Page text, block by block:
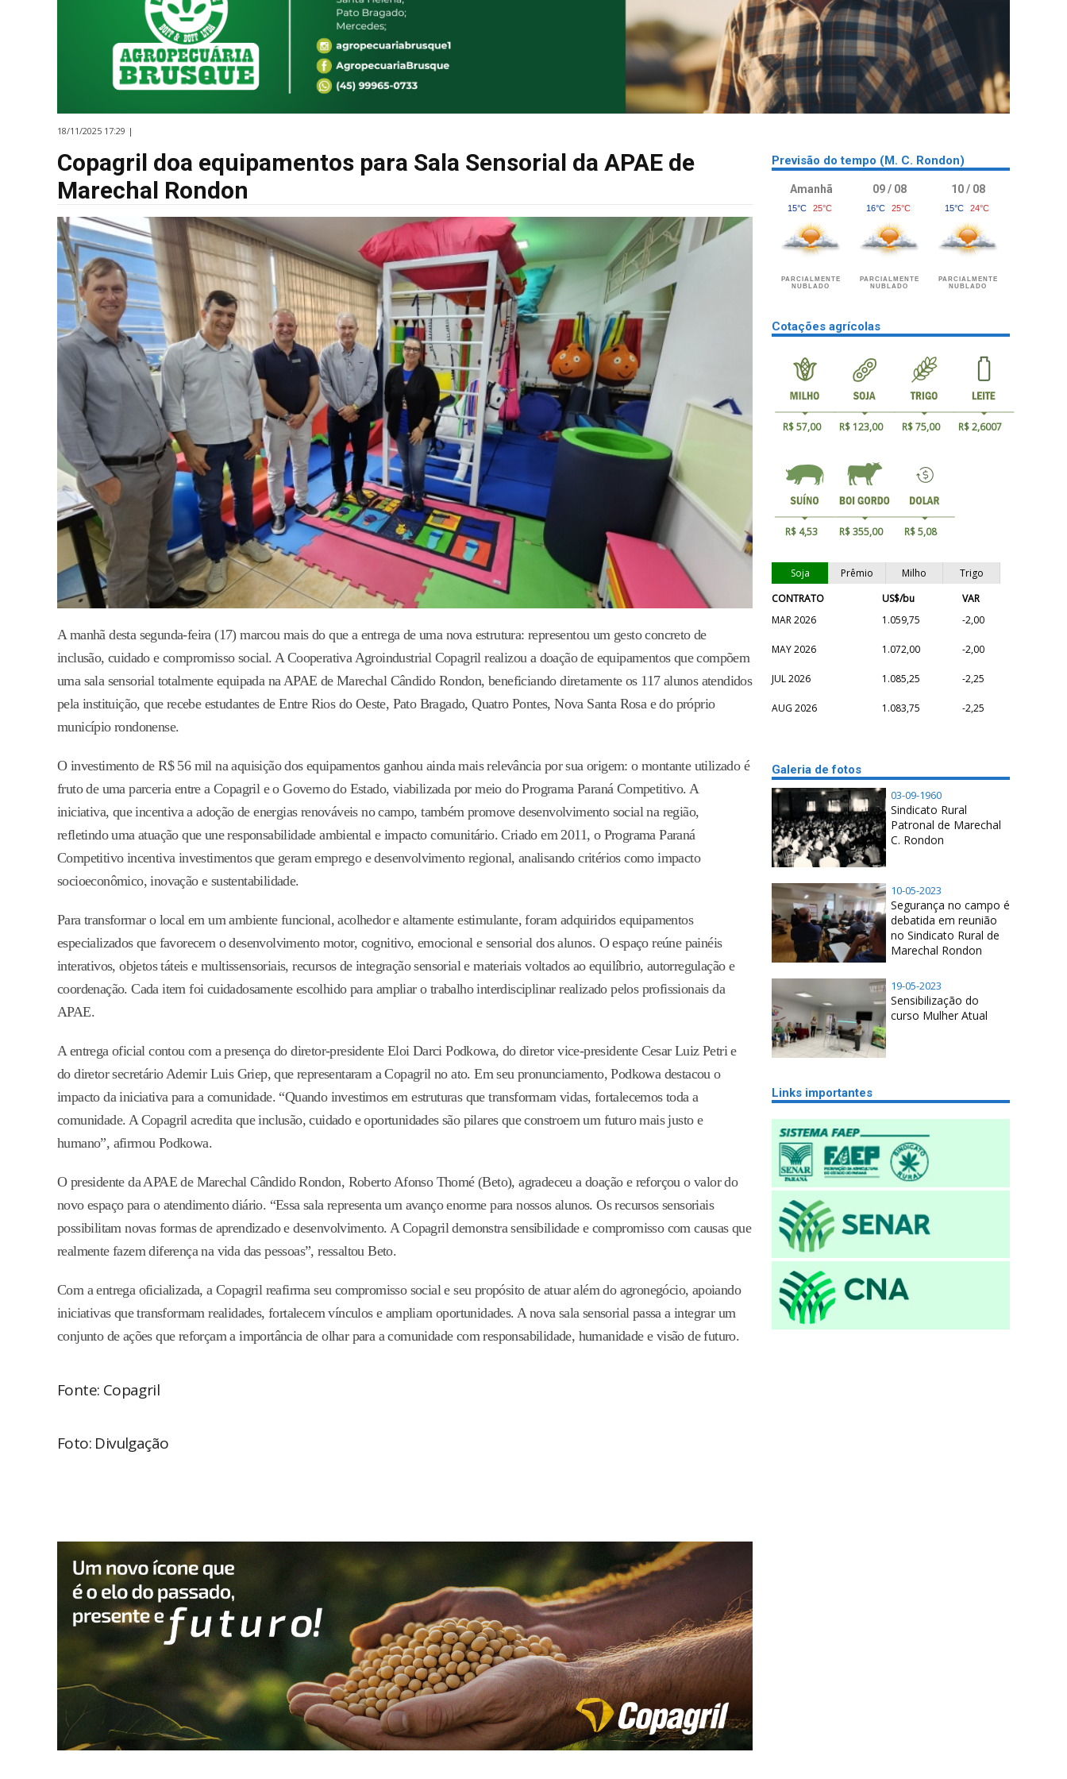
18/11/2025 17:29 |
Copagril doa equipamentos para Sala Sensorial da APAE de
Marechal Rondon
A manhã desta segunda-feira (17) marcou mais do que a entrega de uma nova estrutura: representou um gesto concreto de
inclusão, cuidado e compromisso social. A Cooperativa Agroindustrial Copagril realizou a doação de equipamentos que compõem
uma sala sensorial totalmente equipada na APAE de Marechal Cândido Rondon, beneficiando diretamente os 117 alunos atendidos
pela instituição, que recebe estudantes de Entre Rios do Oeste, Pato Bragado, Quatro Pontes, Nova Santa Rosa e do próprio
município rondonense.
O investimento de R$ 56 mil na aquisição dos equipamentos ganhou ainda mais relevância por sua origem: o montante utilizado é
fruto de uma parceria entre a Copagril e o Governo do Estado, viabilizada por meio do Programa Paraná Competitivo. A
iniciativa, que incentiva a adoção de energias renováveis no campo, também promove desenvolvimento social na região,
refletindo uma atuação que une responsabilidade ambiental e impacto comunitário. Criado em 2011, o Programa Paraná
Competitivo incentiva investimentos que geram emprego e desenvolvimento regional, analisando critérios como impacto
socioeconômico, inovação e sustentabilidade.
Para transformar o local em um ambiente funcional, acolhedor e altamente estimulante, foram adquiridos equipamentos
especializados que favorecem o desenvolvimento motor, cognitivo, emocional e sensorial dos alunos. O espaço reúne painéis
interativos, objetos táteis e multissensoriais, recursos de integração sensorial e materiais voltados ao equilíbrio, autorregulação e
coordenação. Cada item foi cuidadosamente escolhido para ampliar o trabalho interdisciplinar realizado pelos profissionais da
APAE.
A entrega oficial contou com a presença do diretor-presidente Eloi Darci Podkowa, do diretor vice-presidente Cesar Luiz Petri e
do diretor secretário Ademir Luis Griep, que representaram a Copagril no ato. Em seu pronunciamento, Podkowa destacou o
impacto da iniciativa para a comunidade. “Quando investimos em estruturas que transformam vidas, fortalecemos toda a
comunidade. A Copagril acredita que inclusão, cuidado e oportunidades são pilares que constroem um futuro mais justo e
humano”, afirmou Podkowa.
O presidente da APAE de Marechal Cândido Rondon, Roberto Afonso Thomé (Beto), agradeceu a doação e reforçou o valor do
novo espaço para o atendimento diário. “Essa sala representa um avanço enorme para nossos alunos. Os recursos sensoriais
possibilitam novas formas de aprendizado e desenvolvimento. A Copagril demonstra sensibilidade e compromisso com causas que
realmente fazem diferença na vida das pessoas”, ressaltou Beto.
Com a entrega oficializada, a Copagril reafirma seu compromisso social e seu propósito de atuar além do agronegócio, apoiando
iniciativas que transformam realidades, fortalecem vínculos e ampliam oportunidades. A nova sala sensorial passa a integrar um
conjunto de ações que reforçam a importância de olhar para a comunidade com responsabilidade, humanidade e visão de futuro.
Fonte: Copagril
Foto: Divulgação
Previsão do tempo (M. C. Rondon)
Amanhã
15°C 25°C
PARCIALMENTE
NUBLADO
09 / 08
16°C 25°C
PARCIALMENTE
NUBLADO
10 / 08
15°C 24°C
PARCIALMENTE
NUBLADO
Cotações agrícolas
R$ 57,00 R$ 123,00 R$ 75,00 R$ 2,6007
R$ 4,53 R$ 355,00 R$ 5,08
Soja Prêmio Milho
Trigo
CONTRATO
US$/bu
VAR
MAR 2026
1.059,75 -2,00
MAY 2026 1.072,00 -2,00
JUL 2026 1.085,25 -2,25
AUG 2026 1.083,75 -2,25
Galeria de fotos
03-09-1960
Sindicato Rural
Patronal de Marechal
C. Rondon
10-05-2023
Segurança no campo é
debatida em reunião
no Sindicato Rural de
Marechal Rondon
19-05-2023
Sensibilização do
curso Mulher Atual
Links importantes